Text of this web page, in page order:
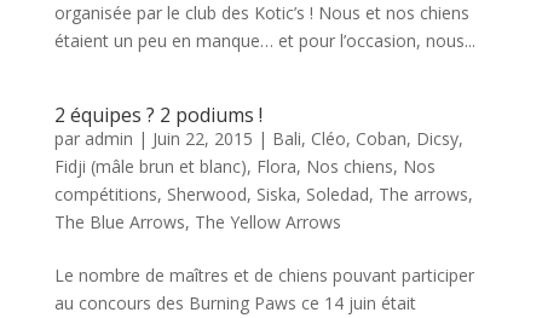
organisée par le club des Kotic’s ! Nous et nos chiens
étaient un peu en manque… et pour l’occasion, nous...
2 équipes ? 2 podiums !
par admin | Juin 22, 2015 | Bali, Cléo, Coban, Dicsy,
Fidji (mâle brun et blanc), Flora, Nos chiens, Nos
compétitions, Sherwood, Siska, Soledad, The arrows,
The Blue Arrows, The Yellow Arrows
Le nombre de maîtres et de chiens pouvant participer
au concours des Burning Paws ce 14 juin était